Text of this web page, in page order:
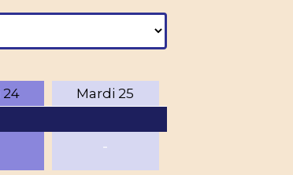
24 Mardi 25
-